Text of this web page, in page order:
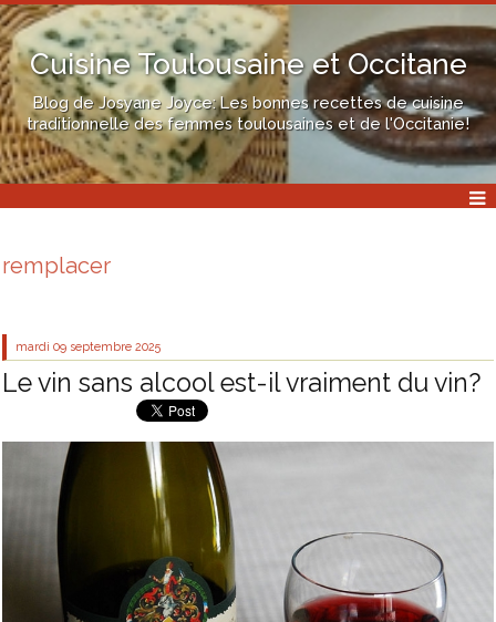
Cuisine Toulousaine et Occitane
Blog de Josyane Joyce: Les bonnes recettes de cuisine
traditionnelle des femmes toulousaines et de l'Occitanie!
remplacer
mardi 09 septembre 2025
Le vin sans alcool est-il vraiment du vin?